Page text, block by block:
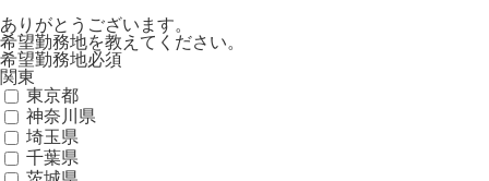
ありがとうございます。
希望勤務地を教えてください。
希望勤務地必須
関東
東京都
神奈川県
埼玉県
千葉県